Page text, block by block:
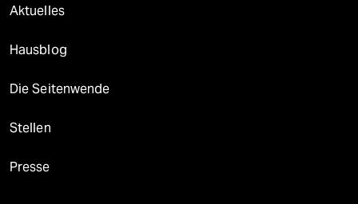
Aktuelles
Hausblog
Die Seitenwende
Stellen
Presse